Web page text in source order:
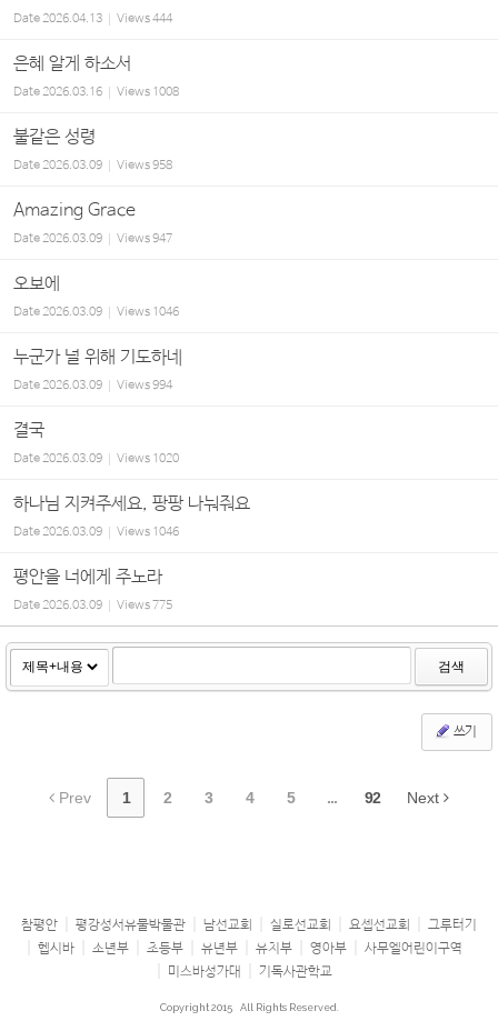
Date2026.04.13 Views444
은혜 알게 하소서
Date2026.03.16 Views 1008
불같은 성령
Date2026.03.09 Views958
Amazing Grace
Date2026.03.09 Views947
오보에
Date2026.03.09 Views 1046
누군가 널 위해 기도하네
Date2026.03.09 Views994
결국
Date2026.03.09 Views 1020
하나님 지켜주세요, 팡팡 나눠줘요
Date2026.03.09 Views 1046
평안을 너에게 주노라
Date2026.03.09 Views775
검색
쓰기
Prev 1 2 3 4 5 ... 92 Next
참평안 평강성서유물박물관 남선교회 실로선교회 요셉선교회
그루터기
헵시바
소년부 초등부 유년부 유치부 영아부
사무엘어린이구역
미스바성가대
기독사관학교
Copyright 2015 All Rights Reserved.